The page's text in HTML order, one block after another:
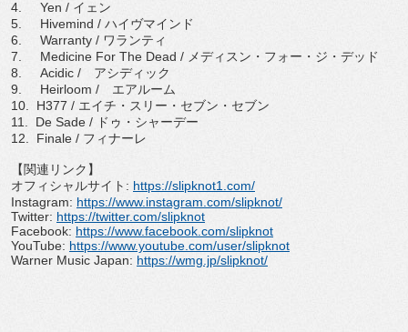
4. Yen / イェン
5. Hivemind / ハイヴマインド
6. Warranty / ワランティ
7. Medicine For The Dead / メディスン・フォー・ジ・デッド
8. Acidic / アシディック
9. Heirloom / エアルーム
10. H377 / エイチ・スリー・セブン・セブン
11. De Sade / ドゥ・シャーデー
12. Finale / フィナーレ
【関連リンク】
オフィシャルサイト : https://slipknot1. com/
Instagram: https://www. instagram.com/slipknot/
Twitter: https://twitter.com/slipknot
Facebook: https://www.facebook.com/slipknot
YouTube: https://www.youtube. com/user/slipknot
Warner Music Japan: https://wmg.jp/slipknot/